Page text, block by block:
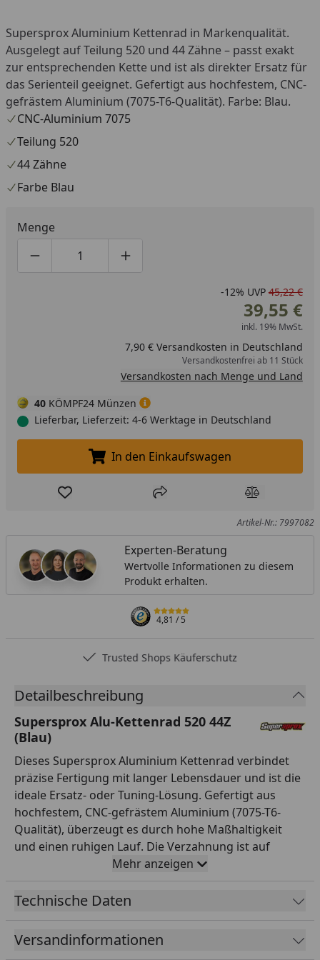
Supersprox Aluminium Kettenrad in Markenqualität.
Ausgelegt auf Teilung 520 und 44 Zähne – passt exakt
zur entsprechenden Kette und ist als direkter Ersatz für
das Serienteil geeignet. Gefertigt aus hochfestem, CNC-
gefrästem Aluminium (7075-T6-Qualität). Farbe: Blau.
CNC-Aluminium 7075
Teilung 520
44 Zähne
Farbe Blau
Menge
Produktmenge um eins verringern
Produktmenge manuell eingeben
Produktmenge um eins erhöhen
-12% UVP 45,22 €
39,55 €
inkl. 19% MwSt.
7,90 € Versandkosten in Deutschland
Versandkostenfrei ab 11 Stück
Versandkosten nach Menge und Land
40 KÖMPF24 Münzen
Lieferbar, Lieferzeit: 4-6 Werktage in Deutschland
In den Einkaufswagen legen
In den Einkaufswagen
Produkt zur Wunschliste hinzufügen
Teilen Produkt
Artikel-Nr.: 7997082
Experten-Beratung
Wertvolle Informationen zu diesem
Produkt erhalten.
4,81/ 5
Trusted Shops Käuferschutz
Detailbeschreibung
Supersprox Alu-Kettenrad 520 44Z
(Blau)
Dieses Supersprox Aluminium Kettenrad verbindet
präzise Fertigung mit langer Lebensdauer und ist die
ideale Ersatz- oder Tuning-Lösung. Gefertigt aus
hochfestem, CNC-gefrästem Aluminium (7075-T6-
Qualität), überzeugt es durch hohe Maßhaltigkeit
und einen ruhigen Lauf. Die Verzahnung ist auf
Teilung 520 und 44 Zähne ausgelegt und passt damit
exakt zur entsprechenden Kette. Mit einem
Innendurchmesser von 110,0 mm und einem
passgenau anstelle des Serienteils. Das Kettenrad ist
in der Farbe Blau ansprechend gestaltet und wertet
Mehr anzeigen
Technische Daten
Versandinformationen